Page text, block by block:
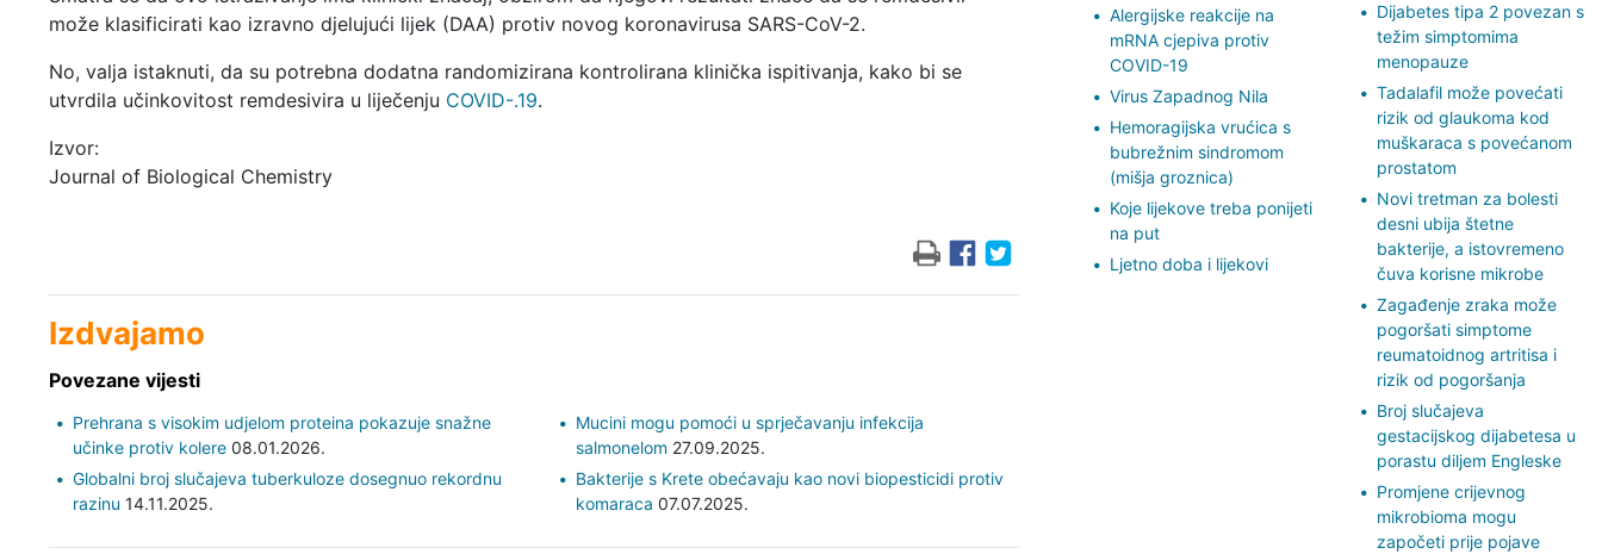
može klasificirati kao izravno djelujući lijek (DAA) protiv novog koronavirusa SARS-CoV-2.
No, valja istaknuti, da su potrebna dodatna randomizirana kontrolirana klinička ispitivanja, kako bi se
utvrdila učinkovitost remdesivira u liječenju COVID-.19.
Izvor:
Journal of Biological Chemistry
Izdvajamo
Povezane vijesti
Prehrana s visokim udjelom proteina pokazuje snažne
učinke protiv kolere08.01.2026.
Globalni broj slučajeva tuberkuloze dosegnuo rekordnu
razinu 14.11.2025.
Mucini mogu pomoći u sprječavanju infekcija
salmonelom 27.09.2025.
Bakterije s Krete obećavaju kao novi biopesticidi protiv
komaraca 07.07.2025.
Alergijske reakcije na
mRNA cjepiva protiv
COVID-19
Virus Zapadnog Nila
Hemoragijska vrućica s
bubrežnim sindromom
(mišja groznica)
Koje lijekove treba ponijeti
na put
Ljetno doba i lijekovi
Dijabetes tipa 2 povezan s
težim simptomima
menopauze
Tadalafil može povećati
rizik od glaukoma kod
muškaraca s povećanom
prostatom
Novi tretman za bolesti
desni ubija štetne
bakterije, a istovremeno
čuva korisne mikrobe
Zagađenje zraka može
pogoršati simptome
reumatoidnog artritisa i
rizik od pogoršanja
Broj slučajeva
gestacijskog dijabetesa u
porastu diljem Engleske
Promjene crijevnog
mikrobioma mogu
započeti prije pojave